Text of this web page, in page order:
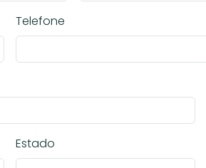
Telefone
Estado